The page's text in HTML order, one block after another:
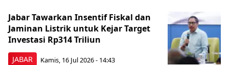
JABAR
Jabar Tawarkan Insentif Fiskal dan
Jaminan Listrik untuk Kejar Target
Investasi Rp314 Triliun
Kamis, 16 Jul 2026 - 14:43